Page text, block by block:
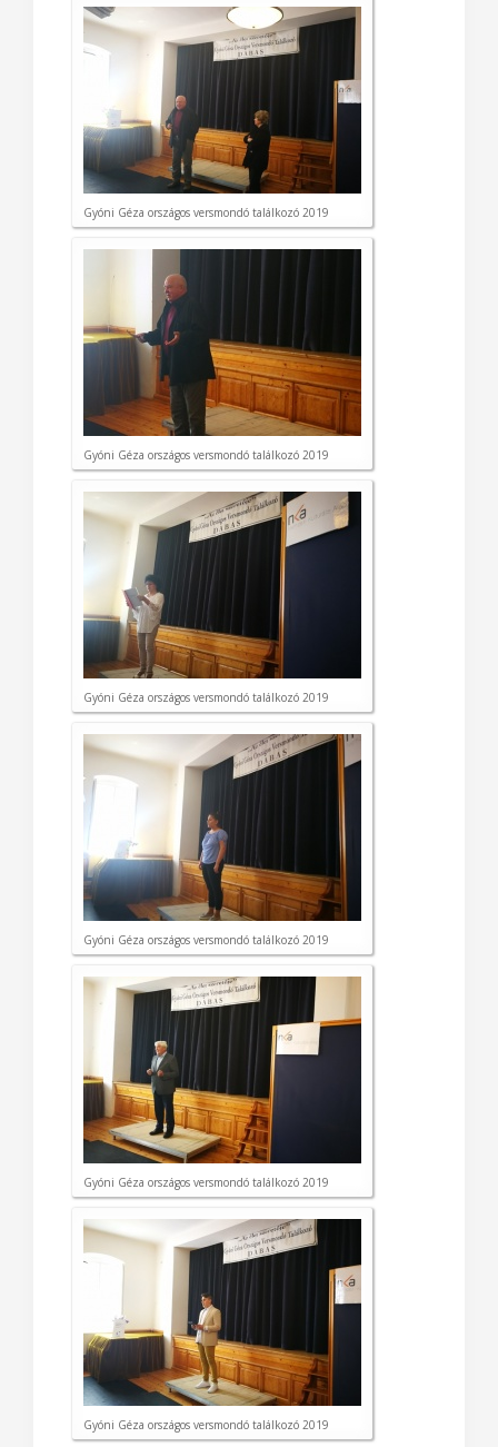
Gyóni Géza országos versmondó találkozó 2019
Gyóni Géza országos versmondó találkozó 2019
Gyóni Géza országos versmondó találkozó 2019
Gyóni Géza országos versmondó találkozó 2019
Gyóni Géza országos versmondó találkozó 2019
Gyóni Géza országos versmondó találkozó 2019